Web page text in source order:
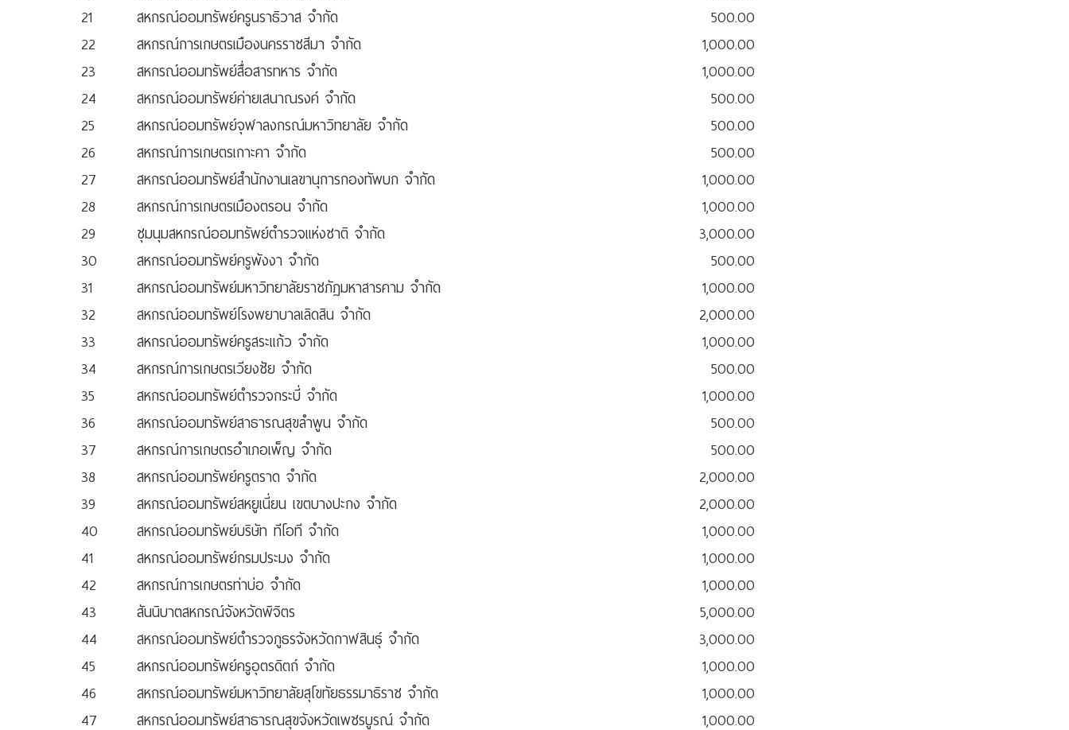
21
สหกรณ์ออมทรัพย์ครูนราธิวาส จำกัด
500.00
22
สหกรณ์การเกษตรเมืองนครราชสีมา จำกัด
1,000.00
23
สหกรณ์ออมทรัพย์สื่อสารทหาร จำกัด
1,000.00
24
สหกรณ์ออมทรัพย์ค่ายเสนาณรงค์ จำกัด
500.00
25
สหกรณ์ออมทรัพย์จุฬาลงกรณ์มหาวิทยาลัย จำกัด
500.00
26
สหกรณ์การเกษตรเกาะคา จำกัด
500.00
27
สหกรณ์ออมทรัพย์สำนักงานเลขานุการกองทัพบก จำกัด
1,000.00
28
สหกรณ์การเกษตรเมืองตรอน จำกัด
1,000.00
29
ชุมนุมสหกรณ์ออมทรัพย์ตำรวจแห่งชาติ จำกัด
3,000.00
30
สหกรณ์ออมทรัพย์ครูพังงา จำกัด
500.00
31
สหกรณ์ออมทรัพย์มหาวิทยาลัยราชภัฏมหาสารคาม จำกัด
1,000.00
32
สหกรณ์ออมทรัพย์โรงพยาบาลเลิดสิน จำกัด
2,000.00
33
สหกรณ์ออมทรัพย์ครูสระแก้ว จำกัด
1,000.00
34
สหกรณ์การเกษตรเวียงชัย จำกัด
500.00
35
สหกรณ์ออมทรัพย์ตำรวจกระบี่ จำกัด
1,000.00
36
สหกรณ์ออมทรัพย์สาธารณสุขลำพูน จำกัด
500.00
37
สหกรณ์การเกษตรอำเภอเพ็ญ จำกัด
500.00
38
สหกรณ์ออมทรัพย์ครูตราด จำกัด
2,000.00
39
สหกรณ์ออมทรัพย์สหยูเนี่ยน เขตบางปะกง จำกัด
2,000.00
40
สหกรณ์ออมทรัพย์บริษัท ทีโอที จำกัด
1,000.00
41
สหกรณ์ออมทรัพย์กรมประมง จำกัด
1,000.00
42
สหกรณ์การเกษตรท่าบ่อ จำกัด
1,000.00
43
สันนิบาตสหกรณ์จังหวัดพิจิตร
5,000.00
44
สหกรณ์ออมทรัพย์ตำรวจภูธรจังหวัดกาฬสินธุ์ จำกัด
3,000.00
45
สหกรณ์ออมทรัพย์ครูอุตรดิตถ์ จำกัด
1,000.00
46
สหกรณ์ออมทรัพย์มหาวิทยาลัยสุโขทัยธรรมาธิราช จำกัด
1,000.00
47
สหกรณ์ออมทรัพย์สาธารณสุขจังหวัดเพชรบูรณ์ จำกัด
1,000.00